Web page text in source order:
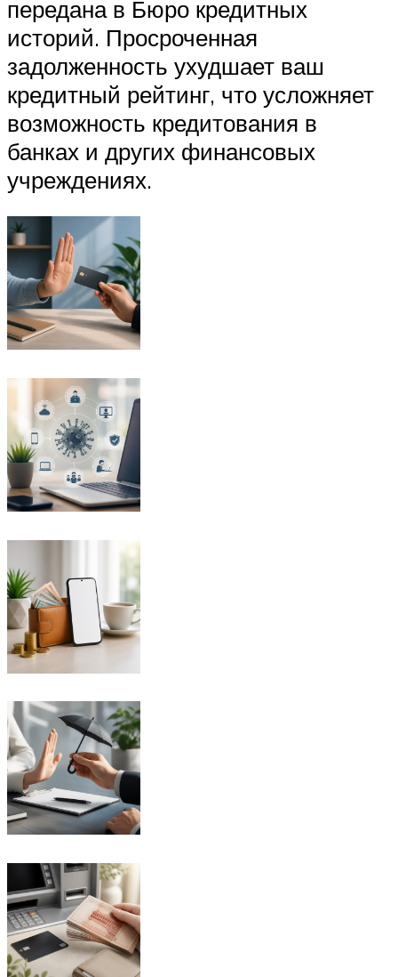
передана в Бюро кредитных
историй. Просроченная
задолженность ухудшает ваш
кредитный рейтинг, что усложняет
возможность кредитования в
банках и других финансовых
учреждениях.